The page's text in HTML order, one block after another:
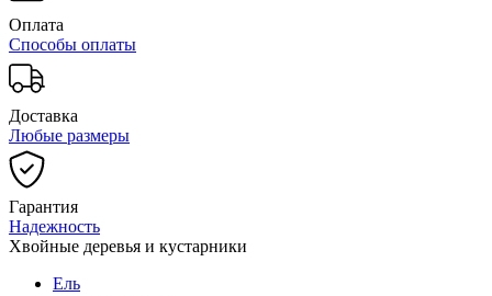
Оплата
Способы оплаты
Доставка
Любые размеры
Гарантия
Надежность
Хвойные деревья и кустарники
Ель